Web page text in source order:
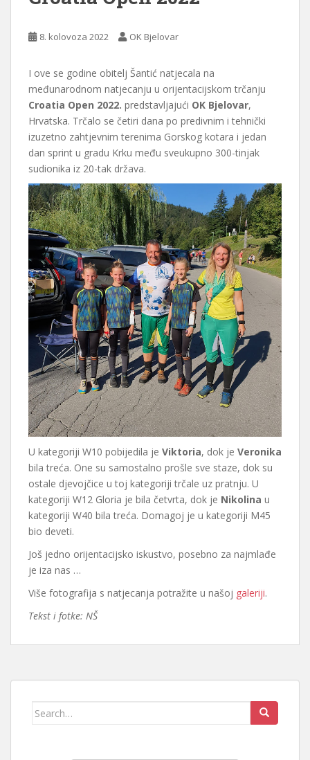
8. kolovoza 2022 OK Bjelovar
I ove se godine obitelj Šantić natjecala na
međunarodnom natjecanju u orijentacijskom trčanju
Croatia Open 2022. predstavljajući OK Bjelovar,
Hrvatska. Trčalo se četiri dana po predivnim i tehnički
izuzetno zahtjevnim terenima Gorskog kotara i jedan
dan sprint u gradu Krku među sveukupno 300-tinjak
sudionika iz 20-tak država.
U kategoriji W10 pobijedila je Viktoria, dok je Veronika
bila treća. One su samostalno prošle sve staze, dok su
ostale djevojčice u toj kategoriji trčale uz pratnju. U
kategoriji W12 Gloria je bila četvrta, dok je Nikolina u
kategoriji W40 bila treća. Domagoj je u kategoriji M45
bio deveti.
Još jedno orijentacijsko iskustvo, posebno za najmlađe
je iza nas …
Više fotografija s natjecanja potražite u našoj galeriji.
Tekst i fotke: NŠ
Search